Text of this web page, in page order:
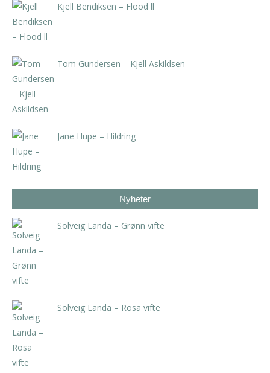
Kjell Bendiksen – Flood ll
Tom Gundersen – Kjell Askildsen
Jane Hupe – Hildring
Nyheter
Solveig Landa – Grønn vifte
Solveig Landa – Rosa vifte